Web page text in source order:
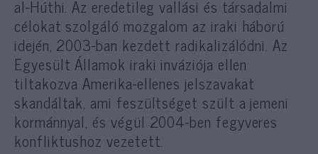
al-Húthi. Az eredetileg vallási és társadalmi
célokat szolgáló mozgalom az iraki háború
idején, 2003-ban kezdett radikalizálódni. Az
Egyesült Államok iraki inváziója ellen
tiltakozva Amerika-ellenes jelszavakat
skandáltak, ami feszültséget szült a jemeni
kormánnyal, és végül 2004-ben fegyveres
konfliktushoz vezetett.